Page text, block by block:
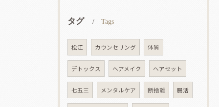
タグ Tags
松江 カウンセリング 体質
デトックス ヘアメイク ヘアセット
七五三 メンタルケア 断捨離 腸活